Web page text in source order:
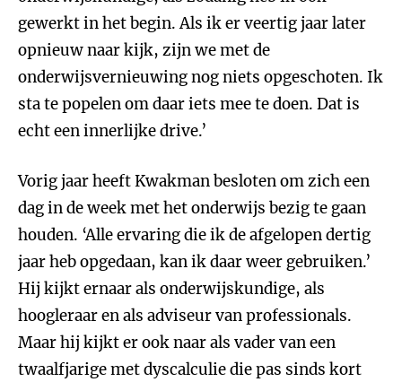
gewerkt in het begin. Als ik er veertig jaar later
opnieuw naar kijk, zijn we met de
onderwijsvernieuwing nog niets opgeschoten. Ik
sta te popelen om daar iets mee te doen. Dat is
echt een innerlijke drive.’
Vorig jaar heeft Kwakman besloten om zich een
dag in de week met het onderwijs bezig te gaan
houden. ‘Alle ervaring die ik de afgelopen dertig
jaar heb opgedaan, kan ik daar weer gebruiken.’
Hij kijkt ernaar als onderwijskundige, als
hoogleraar en als adviseur van professionals.
Maar hij kijkt er ook naar als vader van een
twaalfjarige met dyscalculie die pas sinds kort